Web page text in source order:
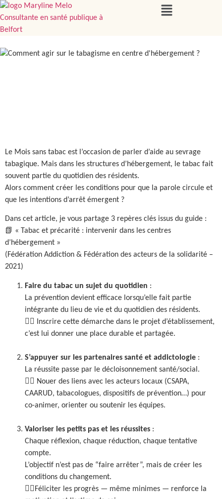
Le Mois sans tabac est l’occasion de parler d’aide au sevrage
tabagique. Mais dans les structures d’hébergement, le tabac fait
souvent partie du quotidien des résidents.
Alors comment créer les conditions pour que la parole circule et
que les intentions d’arrêt émergent ?
Dans cet article, je vous partage 3 repères clés issus du guide :
📗 « Tabac et précarité : intervenir dans les centres
d’hébergement »
(Fédération Addiction & Fédération des acteurs de la solidarité –
2021)
Faire du tabac un sujet du quotidien :
La prévention devient efficace lorsqu’elle fait partie
intégrante du lieu de vie et du quotidien des résidents.
👉🏼 Inscrire cette démarche dans le projet d’établissement,
c’est lui donner une place durable et partagée.
S’appuyer sur les partenaires santé et addictologie :
La réussite passe par le décloisonnement santé/social.
👉🏼 Nouer des liens avec les acteurs locaux (CSAPA,
CAARUD, tabacologues, dispositifs de prévention…) pour
co-animer, orienter ou soutenir les équipes.
Valoriser les petits pas et les réussites :
Chaque réflexion, chaque réduction, chaque tentative
compte.
L’objectif n’est pas de “faire arrêter”, mais de créer les
conditions du changement.
👉🏼Féliciter les progrès — même minimes — renforce la